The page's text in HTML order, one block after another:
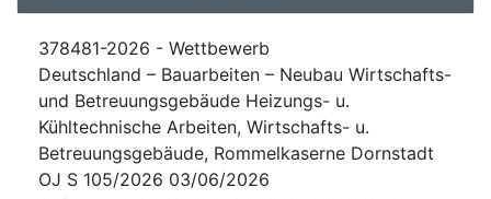
378481-2026 - Wettbewerb
Deutschland – Bauarbeiten – Neubau Wirtschafts-
und Betreuungsgebäude Heizungs- u.
Kühltechnische Arbeiten, Wirtschafts- u.
Betreuungsgebäude, Rommelkaserne Dornstadt
OJ S 105/2026 03/06/2026